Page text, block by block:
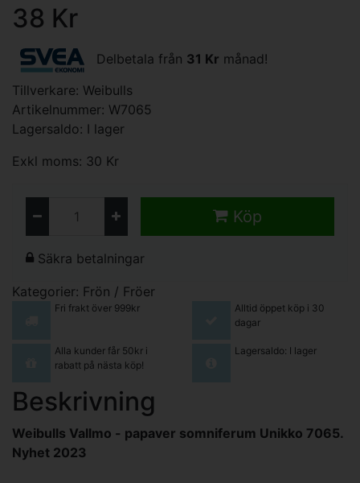
38 Kr
Delbetala från 31 Kr månad!
Tillverkare: Weibulls
Artikelnummer: W7065
Lagersaldo: I lager
Exkl moms: 30 Kr
Köp
Säkra betalningar
Kategorier: Frön / Fröer
Fri frakt över 999kr
Alltid öppet köp i 30
dagar
Alla kunder får 50kr i
rabatt på nästa köp!
Lagersaldo: I lager
Beskrivning
Weibulls Vallmo - papaver somniferum Unikko 7065.
Nyhet 2023